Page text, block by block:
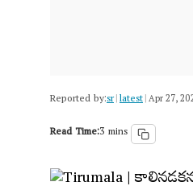
Reported by:sr|latest|Apr 27,
Read Time:3 mins